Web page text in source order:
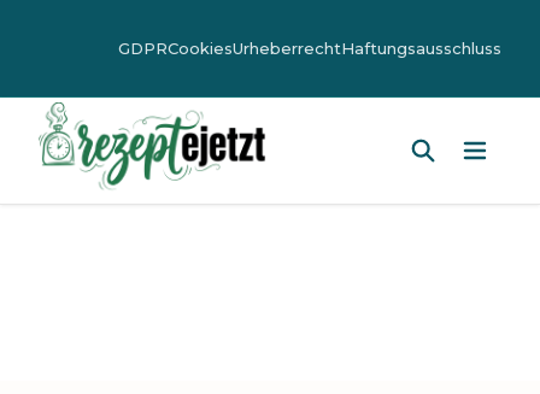
GDPRCookiesUrheberrechtHaftungsausschluss